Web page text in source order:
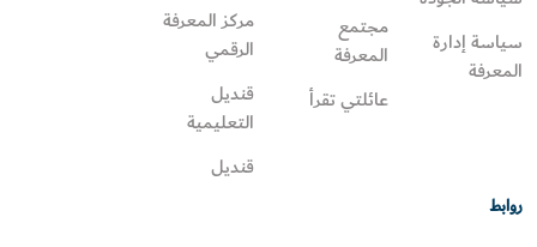
سياسة إدارة
المعرفة
مجتمع
المعرفة
عائلتي تقرأ‎
مركز المعرفة
الرقمي
قنديل
التعليمية
قنديل
روابط